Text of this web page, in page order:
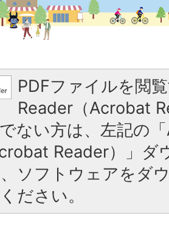
PDFファイルを閲
Reader（Acrobat
ない方は、左記の
Reader）」ダ
ソフトウェアをダ
ださい。